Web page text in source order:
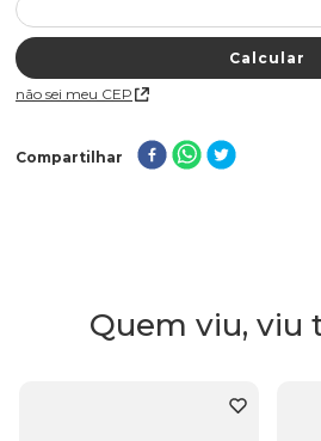
Não sei meu CEP
Compartilhar
Quem viu, viu